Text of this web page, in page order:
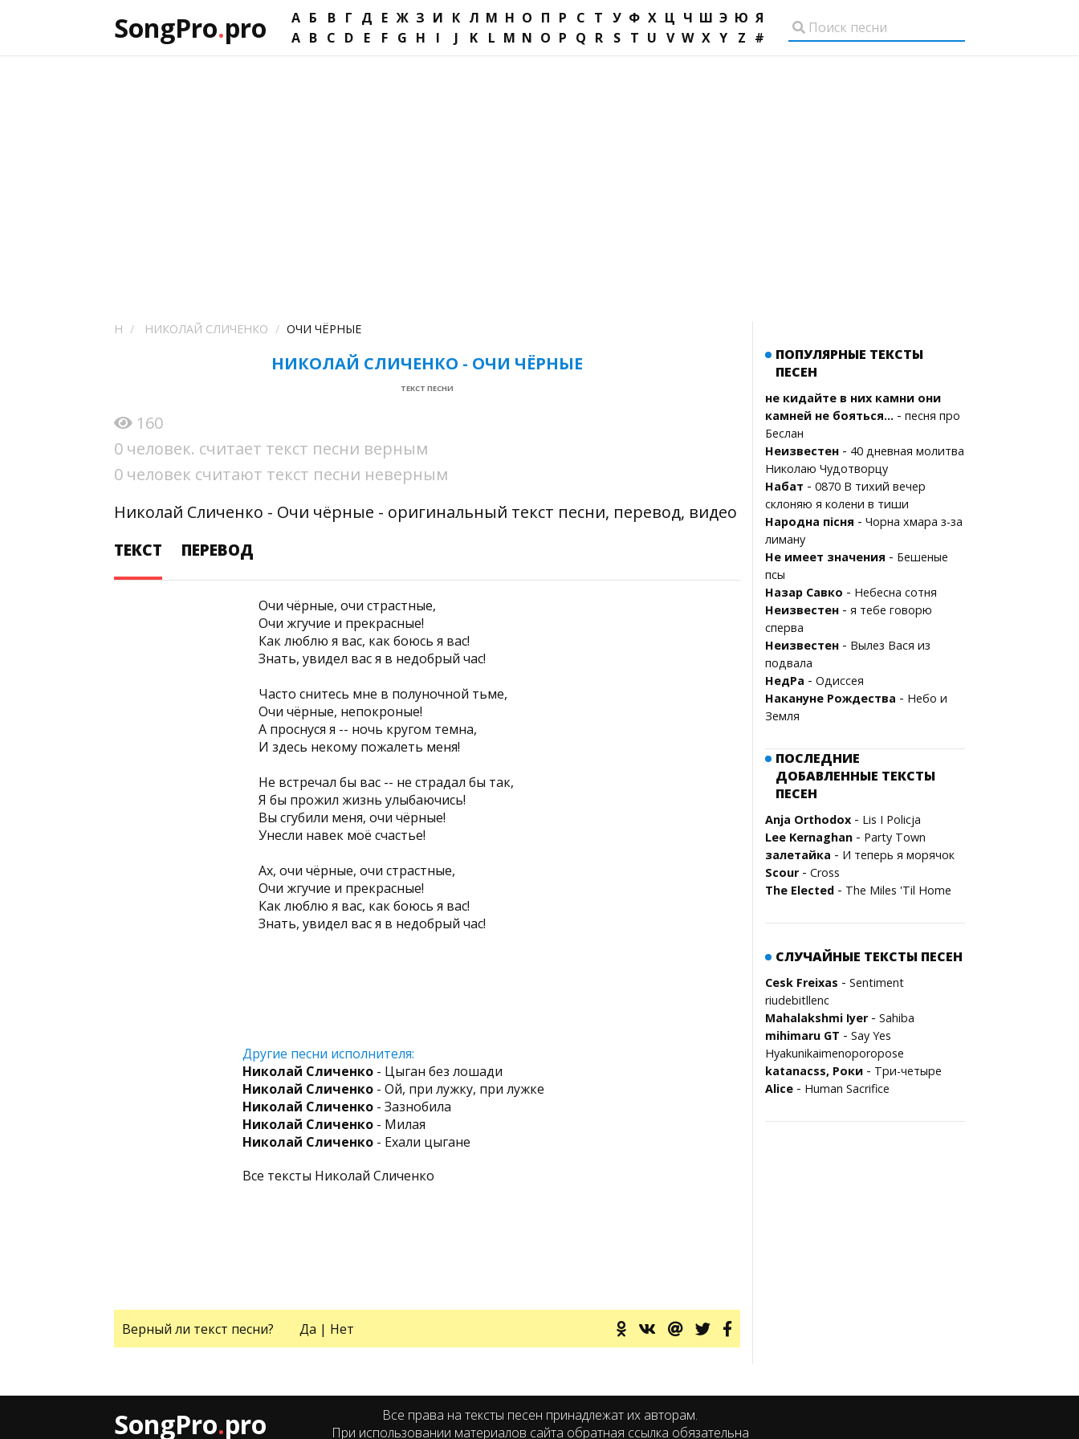
SongPro.pro А Б В Г Д Е Ж З И К Л М Н О П Р С Т У Ф Х Ц Ч Ш Э Ю Я
A B C D E F G H I J K L M N O P Q R S T U V W X Y Z #
Н НИКОЛАЙ СЛИЧЕНКО ОЧИ ЧЁРНЫЕ
НИКОЛАЙ СЛИЧЕНКО - ОЧИ ЧЁРНЫЕ
ТЕКСТ ПЕСНИ
160
0 человек. считает текст песни верным
0 человек считают текст песни неверным
Николай Сличенко - Очи чёрные - оригинальный текст песни, перевод, видео
ТЕКСТ
ПЕРЕВОД
Очи чёрные, очи страстные,
Очи жгучие и прекрасные!
Как люблю я вас, как боюсь я вас!
Знать, увидел вас я в недобрый час!
Часто снитесь мне в полуночной тьме,
Очи чёрные, непокроные!
А проснуся я -- ночь кругом темна,
И здесь некому пожалеть меня!
Не встречал бы вас -- не страдал бы так,
Я бы прожил жизнь улыбаючись!
Вы сгубили меня, очи чёрные!
Унесли навек моё счастье!
Ах, очи чёрные, очи страстные,
Очи жгучие и прекрасные!
Как люблю я вас, как боюсь я вас!
Знать, увидел вас я в недобрый час!
Другие песни исполнителя:
Николай Сличенко - Цыган без лошади
Николай Сличенко - Ой, при лужку, при лужке
Николай Сличенко - Зазнобила
Николай Сличенко - Милая
Николай Сличенко - Ехали цыгане
Все тексты Николай Сличенко
Верный ли текст песни? Да | Нет
ПОПУЛЯРНЫЕ ТЕКСТЫ
ПЕСЕН
не кидайте в них камни они
камней не бояться... - песня про
Беслан
Неизвестен - 40 дневная молитва
Николаю Чудотворцу
Набат - 0870 В тихий вечер
склоняю я колени в тиши
Народна пісня - Чорна хмара з-за
лиману
Не имеет значения - Бешеные
псы
Назар Савко - Небесна сотня
Неизвестен - я тебе говорю
сперва
Неизвестен - Вылез Вася из
подвала
НедРа - Одиссея
Накануне Рождества - Небо и
Земля
ПОСЛЕДНИЕ
ДОБАВЛЕННЫЕ ТЕКСТЫ
ПЕСЕН
Anja Orthodox - Lis I Policja
Lee Kernaghan - Party Town
залетайка - И теперь я морячок
Scour- Cross
The Elected - The Miles 'Til Home
СЛУЧАЙНЫЕ ТЕКСТЫ ПЕСЕН
Cesk Freixas - Sentiment
riudebitllenc
Mahalakshmi Iyer- Sahiba
mihimaru GT - Say Yes
Hyakunikaimenoporopose
katanacss, Роки - Три-четыре
Alice - Human Sacrifice
SongPro.pro
Все права на тексты песен принадлежат их авторам.
При использовании материалов сайта обратная ссылка обязательна